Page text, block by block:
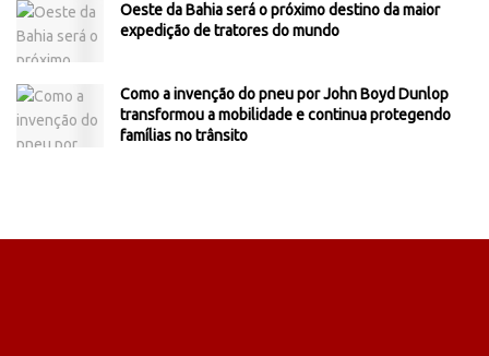
Oeste da Bahia será o próximo destino da maior
expedição de tratores do mundo
Como a invenção do pneu por John Boyd Dunlop
transformou a mobilidade e continua protegendo
famílias no trânsito